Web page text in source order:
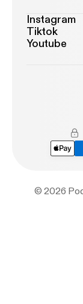
Instagram
Tiktok
Youtube
© 2026